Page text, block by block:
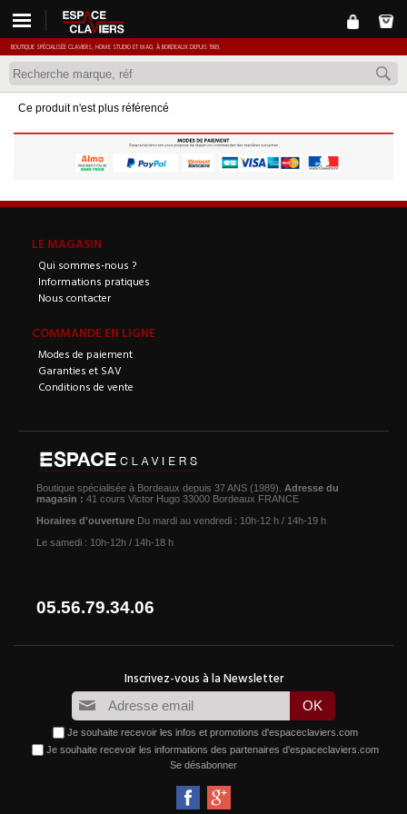
BOUTIQUE SPÉCIALISÉE CLAVIERS, HOME STUDIO ET MAO, À BORDEAUX DEPUIS 1989.
Ce produit n'est plus référencé
LE MAGASIN
Qui sommes-nous ?
Informations pratiques
Nous contacter
COMMANDE EN LIGNE
Modes de paiement
Garanties et SAV
Conditions de vente
Boutique spécialisée à Bordeaux depuis 37 ANS (1989). Adresse du
magasin : 41 cours Victor Hugo 33000 Bordeaux FRANCE
Horaires d'ouverture Du mardi au vendredi : 10h-12 h / 14h-19 h
Le samedi : 10h-12h / 14h-18 h
05.56.79.34.06
Je souhaite recevoir les infos et promotions d'espaceclaviers.com
Je souhaite recevoir les informations des partenaires d'espaceclaviers.com
Se désabonner